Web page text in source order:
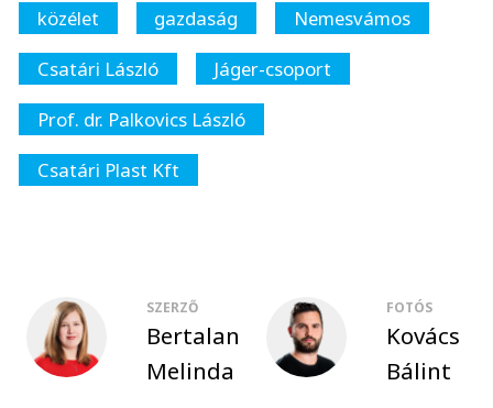
közélet gazdaság
Nemesvámos
Csatári László
Jáger-csoport
Prof. dr. Palkovics László
Csatári Plast Kft
SZERZŐ
Bertalan
Melinda
FOTÓS
Kovács
Bálint